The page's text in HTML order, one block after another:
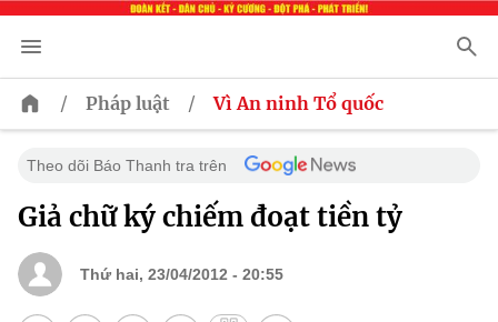
/ Pháp luật / Vì An ninh Tổ quốc
Theo dõi Báo Thanh tra trên
Giả chữ ký chiếm đoạt tiền tỷ
Thứ hai, 23/04/2012 - 20:55